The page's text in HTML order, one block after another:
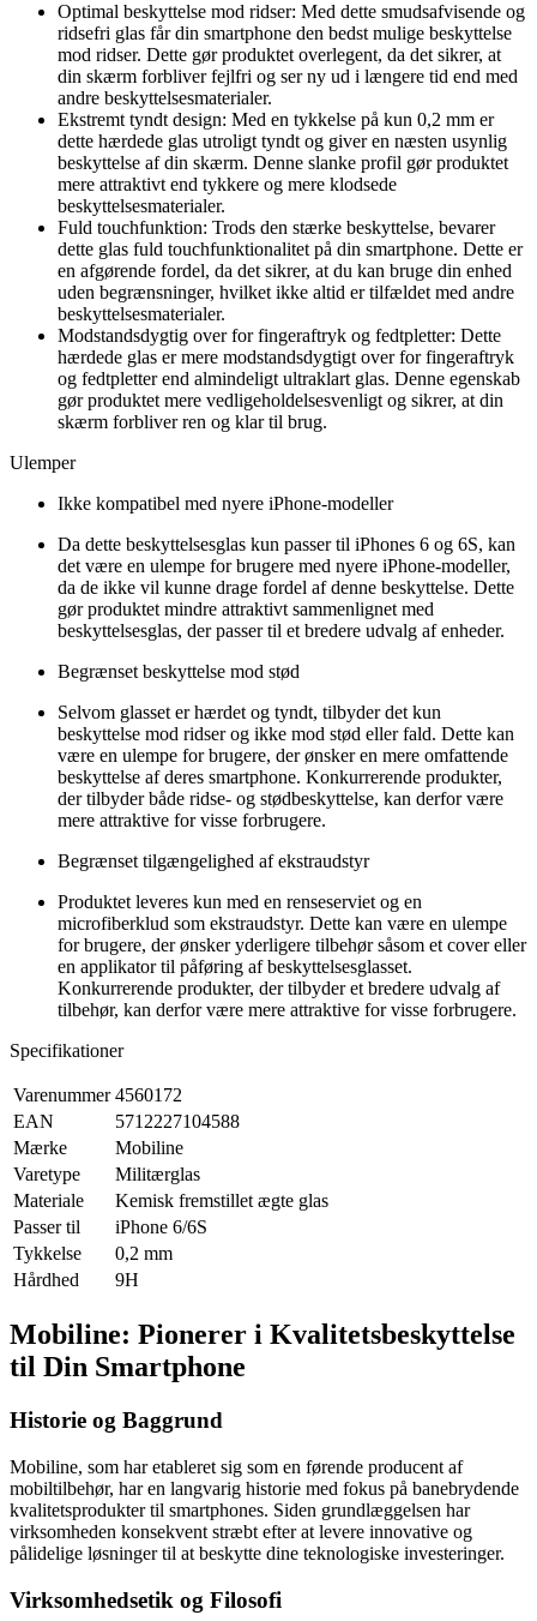
Optimal beskyttelse mod ridser: Med dette smudsafvisende og
ridsefri glas får din smartphone den bedst mulige beskyttelse
mod ridser. Dette gør produktet overlegent, da det sikrer, at
din skærm forbliver fejlfri og ser ny ud i længere tid end med
andre beskyttelsesmaterialer.
Ekstremt tyndt design: Med en tykkelse på kun 0,2 mm er
dette hærdede glas utroligt tyndt og giver en næsten usynlig
beskyttelse af din skærm. Denne slanke profil gør produktet
mere attraktivt end tykkere og mere klodsede
beskyttelsesmaterialer.
Fuld touchfunktion: Trods den stærke beskyttelse, bevarer
dette glas fuld touchfunktionalitet på din smartphone. Dette er
en afgørende fordel, da det sikrer, at du kan bruge din enhed
uden begrænsninger, hvilket ikke altid er tilfældet med andre
beskyttelsesmaterialer.
Modstandsdygtig over for fingeraftryk og fedtpletter: Dette
hærdede glas er mere modstandsdygtigt over for fingeraftryk
og fedtpletter end almindeligt ultraklart glas. Denne egenskab
gør produktet mere vedligeholdelsesvenligt og sikrer, at din
skærm forbliver ren og klar til brug.
Ulemper
Ikke kompatibel med nyere iPhone-modeller
Da dette beskyttelsesglas kun passer til iPhones 6 og 6S, kan
det være en ulempe for brugere med nyere iPhone-modeller,
da de ikke vil kunne drage fordel af denne beskyttelse. Dette
gør produktet mindre attraktivt sammenlignet med
beskyttelsesglas, der passer til et bredere udvalg af enheder.
Begrænset beskyttelse mod stød
Selvom glasset er hærdet og tyndt, tilbyder det kun
beskyttelse mod ridser og ikke mod stød eller fald. Dette kan
være en ulempe for brugere, der ønsker en mere omfattende
beskyttelse af deres smartphone. Konkurrerende produkter,
der tilbyder både ridse- og stødbeskyttelse, kan derfor være
mere attraktive for visse forbrugere.
Begrænset tilgængelighed af ekstraudstyr
Produktet leveres kun med en renseserviet og en
microfiberklud som ekstraudstyr. Dette kan være en ulempe
for brugere, der ønsker yderligere tilbehør såsom et cover eller
en applikator til påføring af beskyttelsesglasset.
Konkurrerende produkter, der tilbyder et bredere udvalg af
tilbehør, kan derfor være mere attraktive for visse forbrugere.
Specifikationer
Varenummer 4560172
EAN
5712227104588
Mærke
Mobiline
Varetype
Militærglas
Materiale
Kemisk fremstillet ægte glas
Passer til
iPhone 6/6S
Tykkelse
0,2 mm
Hårdhed
9H
Mobiline: Pionerer i Kvalitetsbeskyttelse
til Din Smartphone
Historie og Baggrund
Mobiline, som har etableret sig som en førende producent af
mobiltilbehør, har en langvarig historie med fokus på banebrydende
kvalitetsprodukter til smartphones. Siden grundlæggelsen har
virksomheden konsekvent stræbt efter at levere innovative og
pålidelige løsninger til at beskytte dine teknologiske investeringer.
Virksomhedsetik og Filosofi